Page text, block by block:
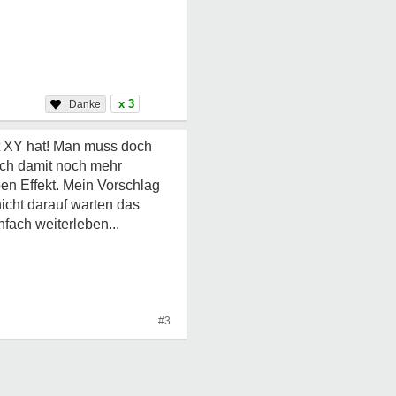
x 3
hat! Man muss doch
damit noch mehr
Effekt. Mein Vorschlag
darauf warten das
weiterleben...
#3